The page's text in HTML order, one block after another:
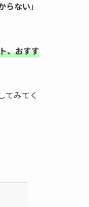
らない 」
、おすす
てみてく